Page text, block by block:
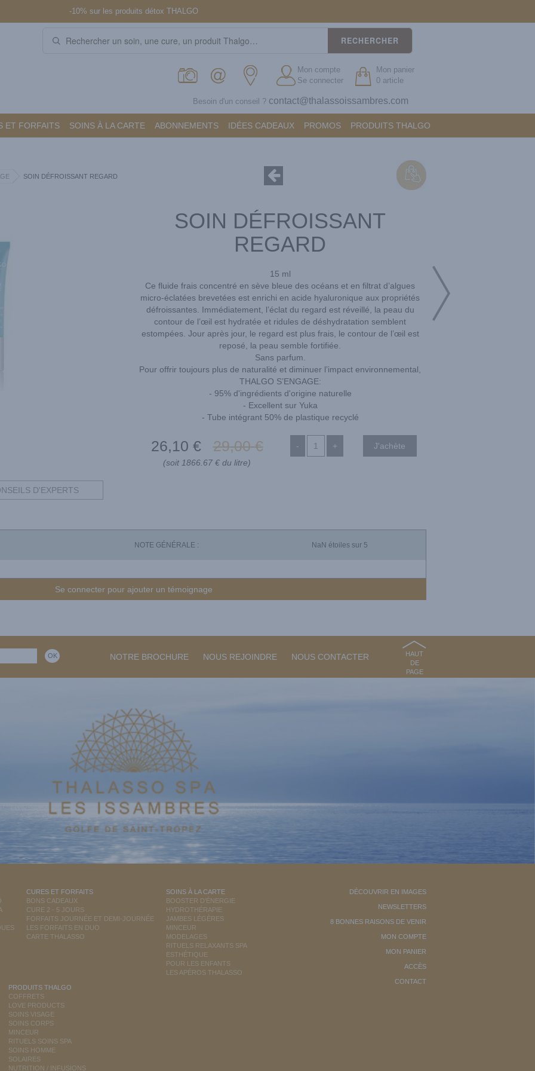
ET FORFAITS SOINS À LA CARTE ABONNEMENTS IDÉES CADEAUX PROMOS PRODUITS THALGO
-10% sur les produits détox THALGO
Besoin d'un conseil ? contact@thalassoissambres.com
RECHERCHER
Mon compte
Se connecter
Mon panier
0 article
SOIN DÉFROISSANT REGARD
SOIN DÉFROISSANT
REGARD
15 ml
Ce fluide frais concentré en sève bleue des océans et en filtrat d’algues
micro-éclatées brevetées est enrichi en acide hyaluronique aux propriétés
défroissantes. Immédiatement, l’éclat du regard est réveillé, la peau du
contour de l’œil est hydratée et ridules de déshydratation semblent
estompées. Jour après jour, le regard est plus frais, le contour de l’œil est
reposé, la peau semble fortifiée.
Sans parfum.
Pour offrir toujours plus de naturalité et diminuer l’impact environnemental,
THALGO S’ENGAGE:
- 95% d'ingrédients d'origine naturelle
- Excellent sur Yuka
- Tube intégrant 50% de plastique recyclé
26,10 € 29,00 €
(soit 1866.67 € du litre)
- +
D'EXPERTS
NOTE GÉNÉRALE : NaN étoiles sur 5
Se connecter pour ajouter un témoignage
NOTRE BROCHURE NOUS REJOINDRE NOUS CONTACTER
HAUT
DE
PAGE
CURES ET FORFAITS
BONS CADEAUX
CURE 2 - 5 JOURS
FORFAITS JOURNÉE ET DEMI-JOURNÉE
LES FORFAITS EN DUO
CARTE THALASSO
SOINS À LA CARTE
BOOSTER D'ÉNERGIE
HYDROTHÉRAPIE
JAMBES LÉGÈRES
MINCEUR
MODELAGES
RITUELS RELAXANTS SPA
ESTHÉTIQUE
POUR LES ENFANTS
LES APÉROS THALASSO
PRODUITS THALGO
COFFRETS
LOVE PRODUCTS
SOINS VISAGE
SOINS CORPS
MINCEUR
RITUELS SOINS SPA
SOINS HOMME
SOLAIRES
NUTRITION / INFUSIONS
DÉCOUVRIR EN IMAGES
NEWSLETTERS
8 BONNES RAISONS DE VENIR
MON COMPTE
MON PANIER
ACCÈS
CONTACT